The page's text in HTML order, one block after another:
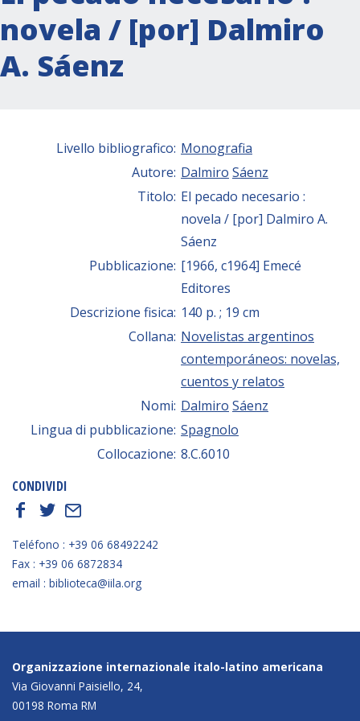
novela / [por] Dalmiro
A. Sáenz
Livello bibliografico: Monografia
Autore: Dalmiro Sáenz
Titolo: El pecado necesario :
novela / [por] Dalmiro A.
Sáenz
Pubblicazione: [1966, c1964] Emecé
Editores
Descrizione fisica: 140 p. ; 19 cm
Collana: Novelistas argentinos
contemporáneos: novelas,
cuentos y relatos
Nomi: Dalmiro Sáenz
Lingua di pubblicazione: Spagnolo
Collocazione: 8.C.6010
CONDIVIDI
f
t E
Teléfono : +39 06 68492242
Fax : +39 06 6872834
email : biblioteca@iila.org
Organizzazione internazionale italo-latino americana
Via Giovanni Paisiello, 24,
00198 Roma RM